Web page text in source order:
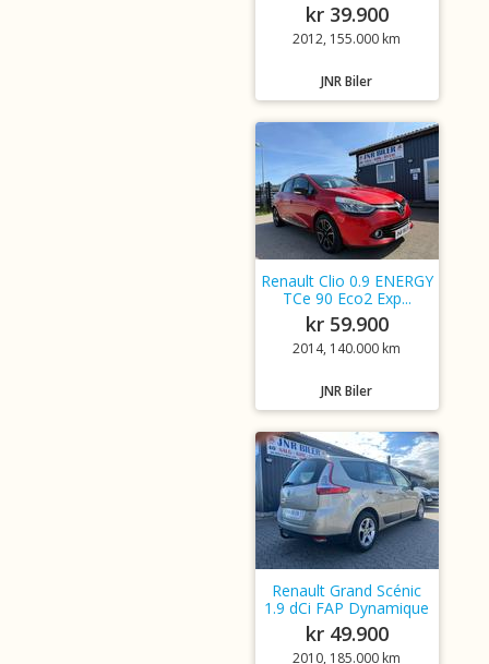
kr 39.900
2012, 155.000 km
JNR Biler
Renault Clio 0.9 ENERGY
TCe 90 Eco2 Exp...
kr 59.900
2014, 140.000 km
JNR Biler
Renault Grand Scénic
1.9 dCi FAP Dynamique
kr 49.900
2010, 185.000 km